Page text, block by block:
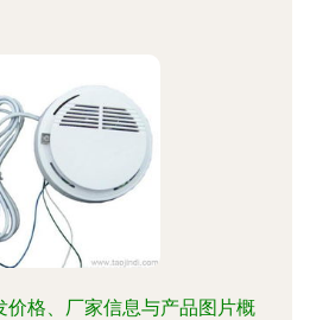
价格、厂家信息与产品图片概